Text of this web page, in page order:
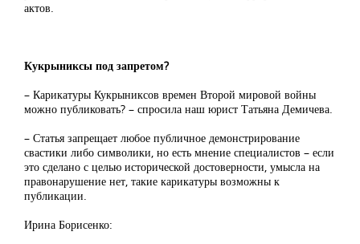
актов.
Кукрыниксы под запретом?
– Карикатуры Кукрыниксов времен Второй мировой войны
можно публиковать? – спросила наш юрист Татьяна Демичева.
– Статья запрещает любое публичное демонстрирование
свастики либо символики, но есть мнение специалистов – если
это сделано с целью исторической достоверности, умысла на
правонарушение нет, такие карикатуры возможны к
публикации.
Ирина Борисенко: